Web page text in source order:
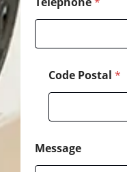
Code Postal *
Message